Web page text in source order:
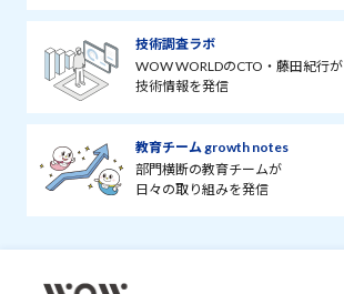
技術調査ラボ
WOW WORLDのCTO・藤田紀行が
技術情報を発信
教育チーム growth notes
部門横断の教育チームが
日々の取り組みを発信